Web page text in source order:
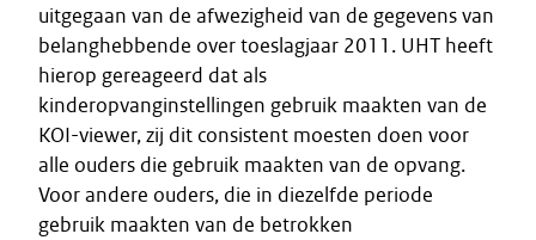
uitgegaan van de afwezigheid van de gegevens van
belanghebbende over toeslagjaar 2011. UHT heeft
hierop gereageerd dat als
kinderopvanginstellingen gebruik maakten van de
KOI-viewer, zij dit consistent moesten doen voor
alle ouders die gebruik maakten van de opvang.
Voor andere ouders, die in diezelfde periode
gebruik maakten van de betrokken